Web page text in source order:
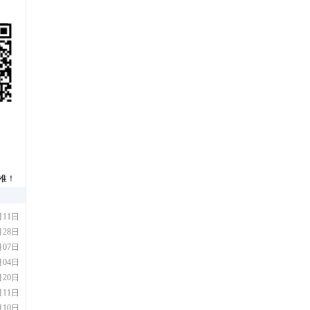
！
11日
28日
07日
考点
04日
公告
20日
11日
10日